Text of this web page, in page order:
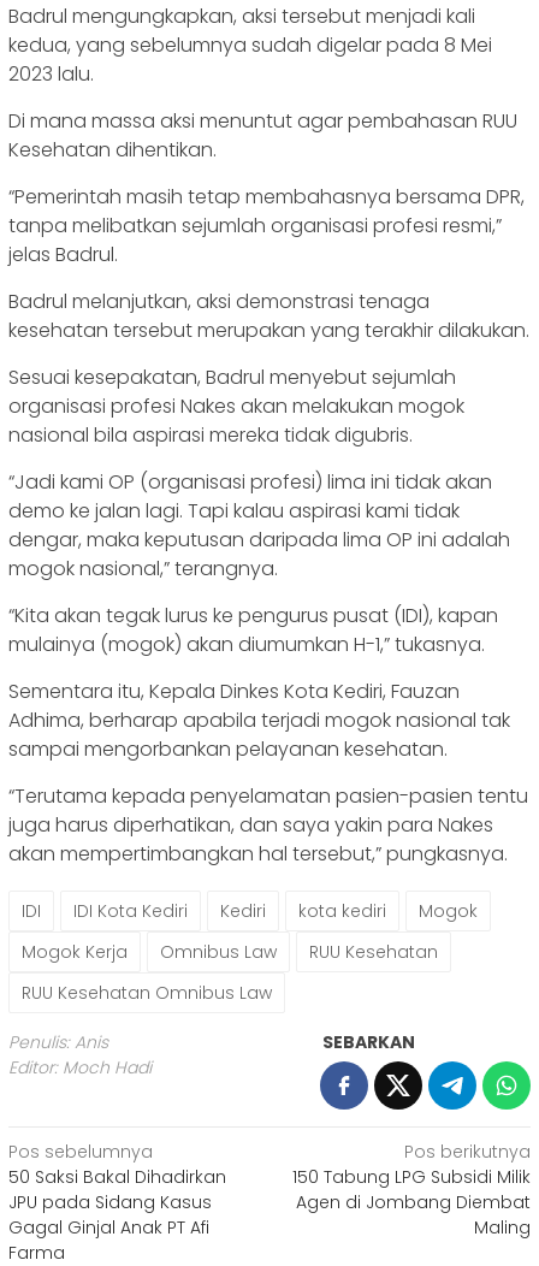
Badrul mengungkapkan, aksi tersebut menjadi kali
kedua, yang sebelumnya sudah digelar pada 8 Mei
2023 lalu.
Di mana massa aksi menuntut agar pembahasan RUU
Kesehatan dihentikan.
“Pemerintah masih tetap membahasnya bersama DPR,
tanpa melibatkan sejumlah organisasi profesi resmi,”
jelas Badrul.
Badrul melanjutkan, aksi demonstrasi tenaga
kesehatan tersebut merupakan yang terakhir dilakukan.
Sesuai kesepakatan, Badrul menyebut sejumlah
organisasi profesi Nakes akan melakukan mogok
nasional bila aspirasi mereka tidak digubris.
“Jadi kami OP (organisasi profesi) lima ini tidak akan
demo ke jalan lagi. Tapi kalau aspirasi kami tidak
dengar, maka keputusan daripada lima OP ini adalah
mogok nasional,” terangnya.
“Kita akan tegak lurus ke pengurus pusat (IDI), kapan
mulainya (mogok) akan diumumkan H-1,” tukasnya.
Sementara itu, Kepala Dinkes Kota Kediri, Fauzan
Adhima, berharap apabila terjadi mogok nasional tak
sampai mengorbankan pelayanan kesehatan.
“Terutama kepada penyelamatan pasien-pasien tentu
juga harus diperhatikan, dan saya yakin para Nakes
akan mempertimbangkan hal tersebut,” pungkasnya.
IDI IDI Kota Kediri Kediri kota kediri
Mogok
Mogok Kerja
Omnibus Law
RUU Kesehatan
RUU Kesehatan Omnibus Law
Penulis: Anis
Editor: Moch Hadi
SEBARKAN
Navigasi
pos
Pos sebelumnya
50 Saksi Bakal Dihadirkan
JPU pada Sidang Kasus
Gagal Ginjal Anak PT Afi
Farma
Pos berikutnya
150 Tabung LPG Subsidi Milik
Agen di Jombang Diembat
Maling